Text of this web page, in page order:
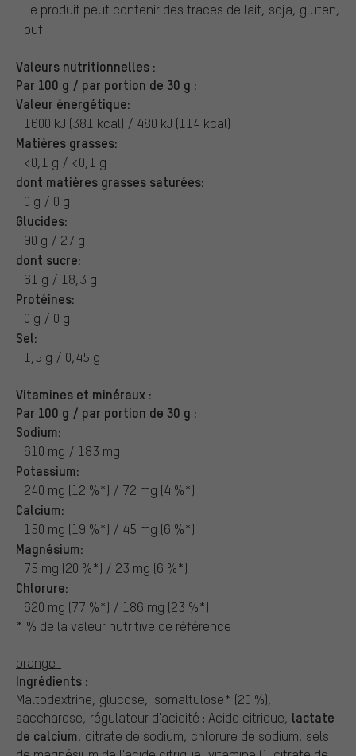
Le produit peut contenir des traces de lait, soja, gluten,
ouf.
Valeurs nutritionnelles :
Par 100 g / par portion de 30 g :
Valeur énergétique:
1600 kJ (381 kcal) / 480 kJ (114 kcal)
Matières grasses:
<0,1 g / <0,1 g
dont matières grasses saturées:
0 g / 0 g
Glucides:
90 g / 27 g
dont sucre:
61 g / 18,3 g
Protéines:
0 g / 0 g
Sel:
1,5 g / 0,45 g
Vitamines et minéraux :
Par 100 g / par portion de 30 g :
Sodium:
610 mg / 183 mg
Potassium:
240 mg (12 %*) / 72 mg (4 %*)
Calcium:
150 mg (19 %*) / 45 mg (6 %*)
Magnésium:
75 mg (20 %*) / 23 mg (6 %*)
Chlorure:
620 mg (77 %*) / 186 mg (23 %*)
* % de la valeur nutritive de référence
orange :
Ingrédients :
Maltodextrine, glucose, isomaltulose* (20 %),
saccharose, régulateur d'acidité : Acide citrique, lactate
de calcium, citrate de sodium, chlorure de sodium, sels